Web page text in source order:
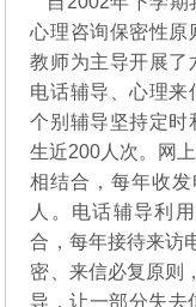
心理咨询保密性原
教师为主导开展了
电话辅导、心理来
个别辅导坚持定时
生近200人次。网
相结合，每年收
人。电话辅导利
合，每年接待来访
密、来信必复原则
导，让一部分失去